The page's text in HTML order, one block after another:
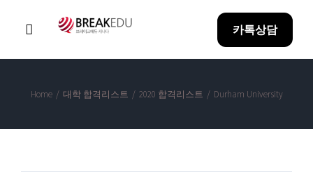
content
Toggle
Home
카톡상담
Home / 대학 합격리스트 / 2020 합격리스트 / Durham University